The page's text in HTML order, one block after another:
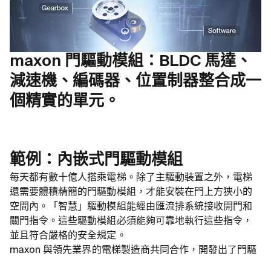
maxon 門驅動模組：BLDC 馬達、
減速機、編碼器、位置制器整合成一
個精實的單元。
範例：內嵌式門驅動模組
每天都有數十億人搭乘電梯。除了主驅動裝置之外，電梯
還需要體積精簡的門驅動模組，才能安裝在門上方狹小的
空間內。「智慧」驅動模組能經由匯流排系統接收開門和
關門指令。這些驅動模組必須能夠可靠地執行這些指令，
並且符合嚴格的安全規定。
maxon 與領先業界的電梯製造商共同合作，開發出了門驅